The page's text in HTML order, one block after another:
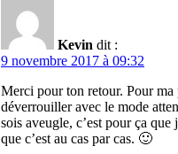
Kevin dit :
9 novembre 2017 à 09:32
Merci pour ton retour. Pour ma
déverrouiller avec le mode
sois aveugle, c’est pour ça que
que c’est au cas par cas. 🙂